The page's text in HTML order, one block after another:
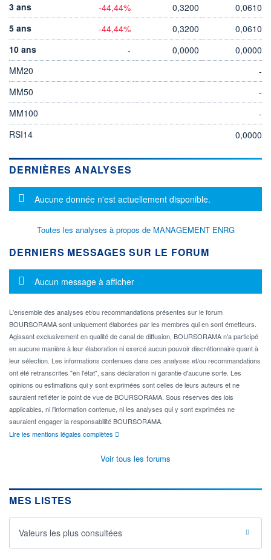
3 ans
-44,44% 0,3200
0,0610
5 ans
-44,44% 0,3200
0,0610
10 ans
- 0,0000
0,0000
MM20
-
MM50
-
MM100
-
RSI14
0,0000
DERNIÈRES ANALYSES
Message d'information
Aucune donnée n'est actuellement disponible.
Toutes les analyses à propos de MANAGEMENT ENRG
DERNIERS MESSAGES SUR LE FORUM
Message d'information
Aucun message à afficher
L'ensemble des analyses et/ou recommandations présentes sur le forum
BOURSORAMA sont uniquement élaborées par les membres qui en sont émetteurs.
Agissant exclusivement en qualité de canal de diffusion, BOURSORAMA n'a participé
en aucune manière à leur élaboration ni exercé aucun pouvoir discrétionnaire quant à
leur sélection. Les informations contenues dans ces analyses et/ou recommandations
ont été retranscrites "en l'état", sans déclaration ni garantie d'aucune sorte. Les
opinions ou estimations qui y sont exprimées sont celles de leurs auteurs et ne
sauraient refléter le point de vue de BOURSORAMA. Sous réserves des lois
applicables, ni l'information contenue, ni les analyses qui y sont exprimées ne
sauraient engager la responsabilité BOURSORAMA.
Lire les mentions légales complètes
Voir tous les forums
MES LISTES
Valeurs les plus consultées